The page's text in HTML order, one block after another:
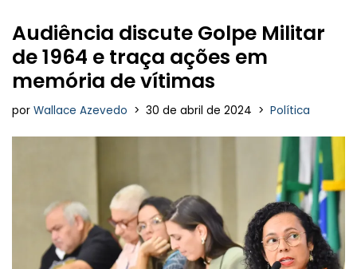
Audiência discute Golpe Militar
de 1964 e traça ações em
memória de vítimas
por Wallace Azevedo 30 de abril de 2024 Política